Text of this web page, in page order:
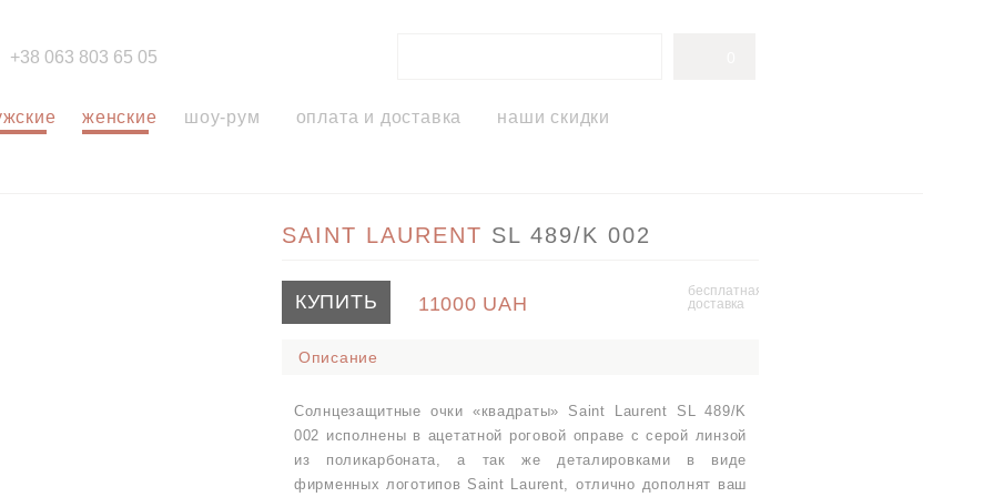
+38 063 803 65 05
женские шоу-рум оплата и доставка наши скидки
SAINT LAURENT SL 489/K 002
КУПИТЬ 11000 UAH
бесплатная
доставка
Описание
Солнцезащитные очки «квадраты» Saint Laurent SL 489/K
002 исполнены в ацетатной роговой оправе с серой линзой
из поликарбоната, а так же деталировками в виде
фирменных логотипов Saint Laurent, отлично дополнят ваш